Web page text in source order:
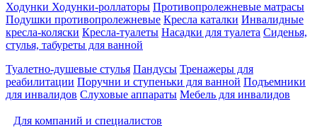
Ходунки Ходунки-роллаторы Противопролежневые матрасы
Подушки противопролежневые Кресла каталки Инвалидные
кресла-коляски Кресла-туалеты Насадки для туалета Сиденья,
стулья, табуреты для ванной
Туалетно-душевые стулья Пандусы Тренажеры для
реабилитации Поручни и ступеньки для ванной Подъемники
для инвалидов Слуховые аппараты Мебель для инвалидов
Для компаний и специалистов